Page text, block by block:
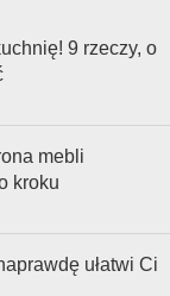
9 rzeczy, o
mebli
kroku
ułatwi Ci